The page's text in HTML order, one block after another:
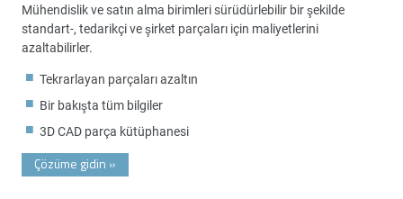
Mühendislik ve satın alma birimleri sürüdürlebilir bir şekilde
standart-, tedarikçi ve şirket parçaları için maliyetlerini
azaltabilirler.
Tekrarlayan parçaları azaltın
Bir bakışta tüm bilgiler
3D CAD parça kütüphanesi
Çözüme gidin »